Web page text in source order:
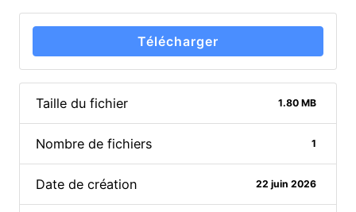
Télécharger
Taille du fichier 1.80 MB
Nombre de fichiers 1
Date de création 22 juin 2026